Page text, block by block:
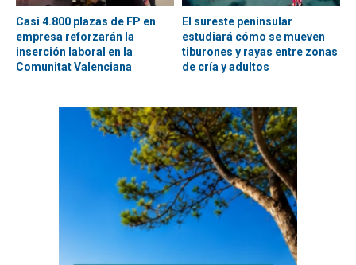
Casi 4.800 plazas de FP en
empresa reforzarán la
inserción laboral en la
Comunitat Valenciana
El sureste peninsular
estudiará cómo se mueven
tiburones y rayas entre zonas
de cría y adultos